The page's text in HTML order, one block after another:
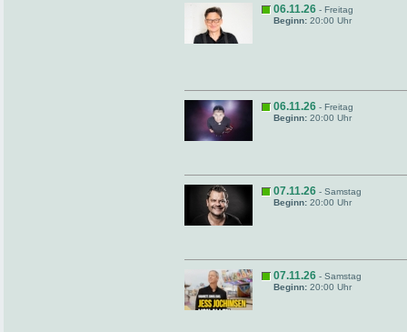
06.11.26 - Freitag
Beginn: 20:00 Uhr
06.11.26 - Freitag
Beginn: 20:00 Uhr
07.11.26 - Samstag
Beginn: 20:00 Uhr
07.11.26 - Samstag
Beginn: 20:00 Uhr